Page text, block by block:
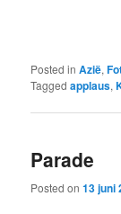
Posted in Azië,
Tagged applaus,
Parade
Posted on13 juni